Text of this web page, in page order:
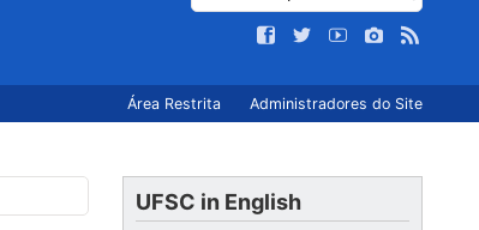
Área Restrita Administradores do Site
UFSC in English